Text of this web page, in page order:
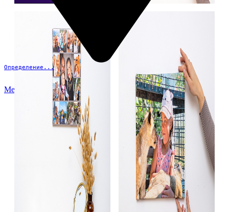
Определение...
Меню